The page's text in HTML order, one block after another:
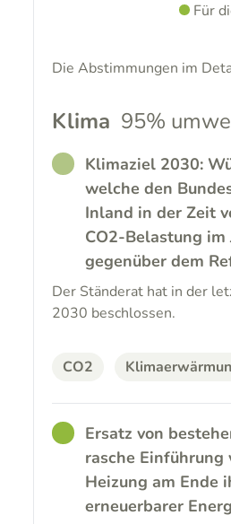
Für
Die Abstimmungen im
Klima 95%
RATHER_GOOD
Klimaziel 2030:
welche den
Inland in der Zeit
CO2-Belastung
gegenüber dem
Der Ständerat hat in der
2030 beschlossen.
CO2
GOODErsatz von
rasche
Heizung am Ende
erneuerbarer